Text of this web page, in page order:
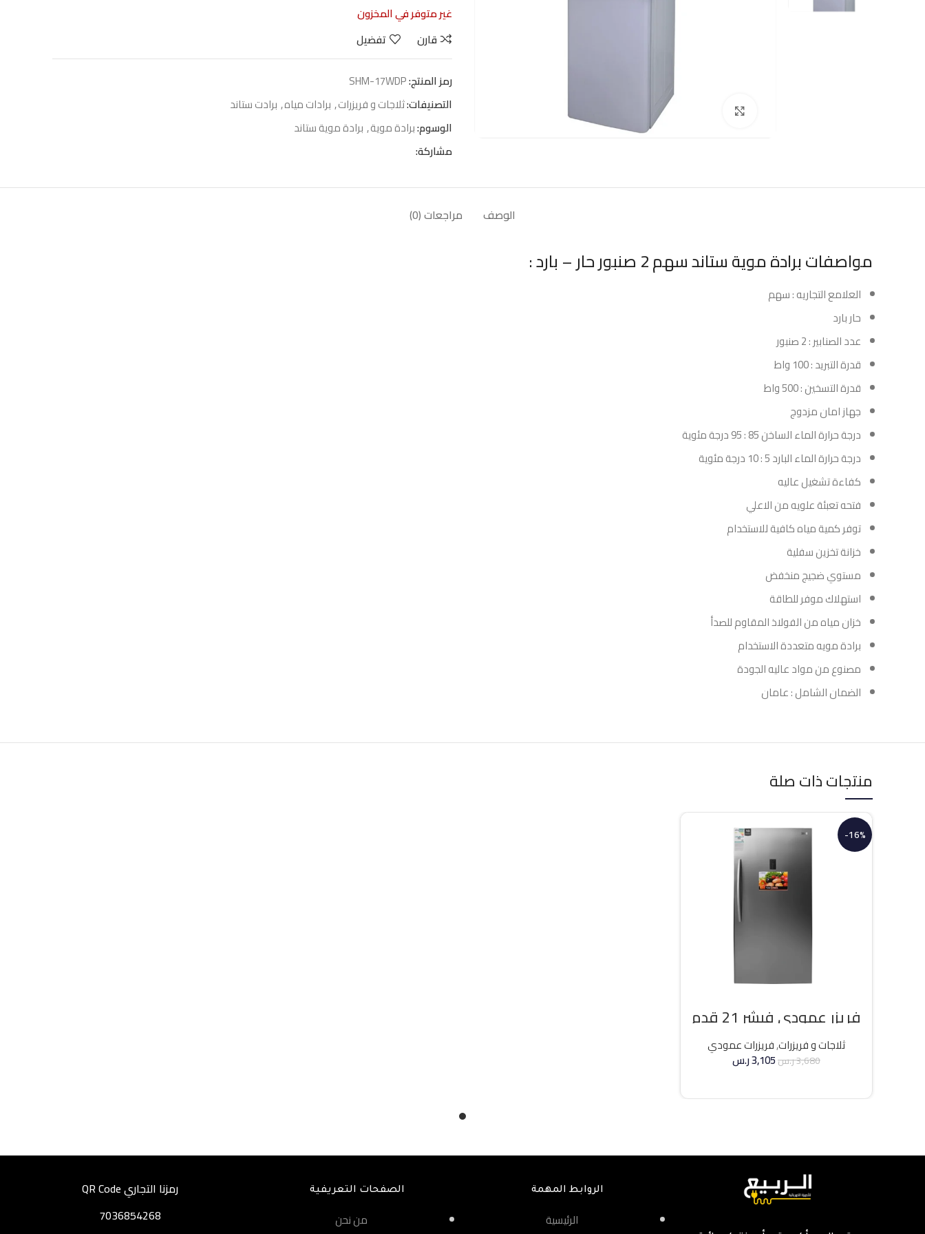
Click to enlarge
غير متوفر في المخزون
قارن
تفضيل
رمز المنتج:SHM-17WDP
التصنيفات:ثلاجات و فريزرات, برادات مياه, برادت ستاند
الوسوم:برادة موية, برادة موية ستاند
مشاركة:
الوصف مراجعات (0)
مواصفات برادة موية ستاند سهم 2 صنبور حار – بارد :
العلامع التجاريه : سهم
حار بارد
عدد الصنابير : 2 صنبور
قدرة التبريد : 100 واط
قدرة التسخين : 500 واط
جهاز امان مزدوج
درجة حرارة الماء الساخن 85 : 95 درجة مئوية
درجة حرارة الماء البارد 5 : 10 درجة مئوية
كفاءة تشغيل عاليه
فتحه تعبئة علويه من الاعلي
توفر كمية مياه كافية للاستخدام
خزانة تخزين سفلية
مستوي ضجيج منخفض
استهلاك موفر للطاقة
خزان مياه من الفولاذ المقاوم للصدأ
برادة مويه متعددة الاستخدام
مصنوع من مواد عاليه الجودة
الضمان الشامل : عامان
منتجات ذات صلة
-16%
فريزر عمودي فيشر 21 قدم انفرتر – فضي
ثلاجات و فريزرات,فريزرات عمودي
3,680ر.س3,105ر.س
الروابط المهمة
الرئيسية
الصفحات التعريفية
من نحن
رمزنا التجاري QR Code
7036854268